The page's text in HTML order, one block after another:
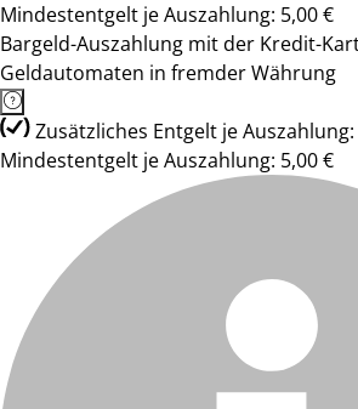
Mindestentgelt je Auszahlung: 5,00 €
Bargeld-Auszahlung mit der Kredit-
Geldautomaten in fremder Währung
Zusätzliches Entgelt je Auszahlung:
Mindestentgelt je Auszahlung: 5,00 €